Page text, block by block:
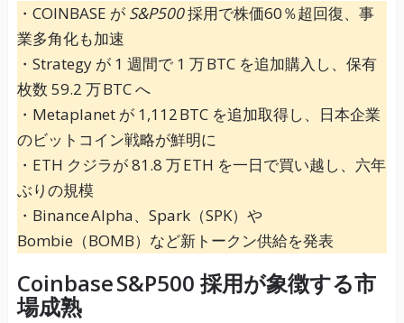
・COINBASE が S&P500採用で株価60％超回復、事
業多角化も加速
・Strategy が 1 週間で 1 万 BTC を追加購入し、保有
枚数 59.2 万 BTC へ
・Metaplanet が 1,112 BTC を追加取得し、日本企業
のビットコイン戦略が鮮明に
・ETH クジラが 81.8 万 ETH を一日で買い越し、六年
ぶりの規模
・Binance Alpha、Spark（SPK）や
Bombie（BOMB）など新トークン供給を発表
Coinbase S&P500 採用が象徴する市
場成熟